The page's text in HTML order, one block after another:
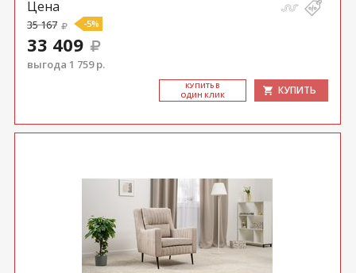
Цена
35 167 -5%
33 409
выгода 1 759 р.
КУ­ПИТЬ В
ОДИН КЛИК
КУПИТЬ